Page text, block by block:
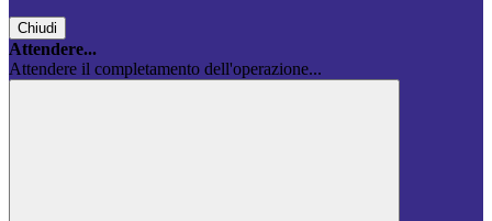
Chiudi
Attendere...
Attendere il completamento dell'operazione...